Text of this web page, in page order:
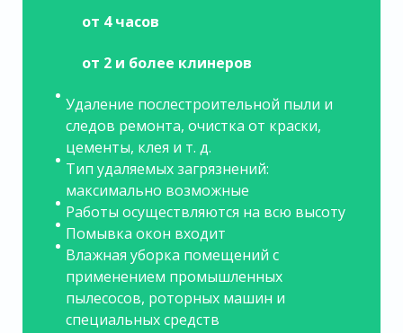
от 4 часов
от 2 и более клинеров
Удаление послестроительной пыли и
следов ремонта, очистка от краски,
цементы, клея и т. д.
Тип удаляемых загрязнений:
максимально возможные
Работы осуществляются на всю высоту
Помывка окон входит
Влажная уборка помещений с
применением промышленных
пылесосов, роторных машин и
специальных средств